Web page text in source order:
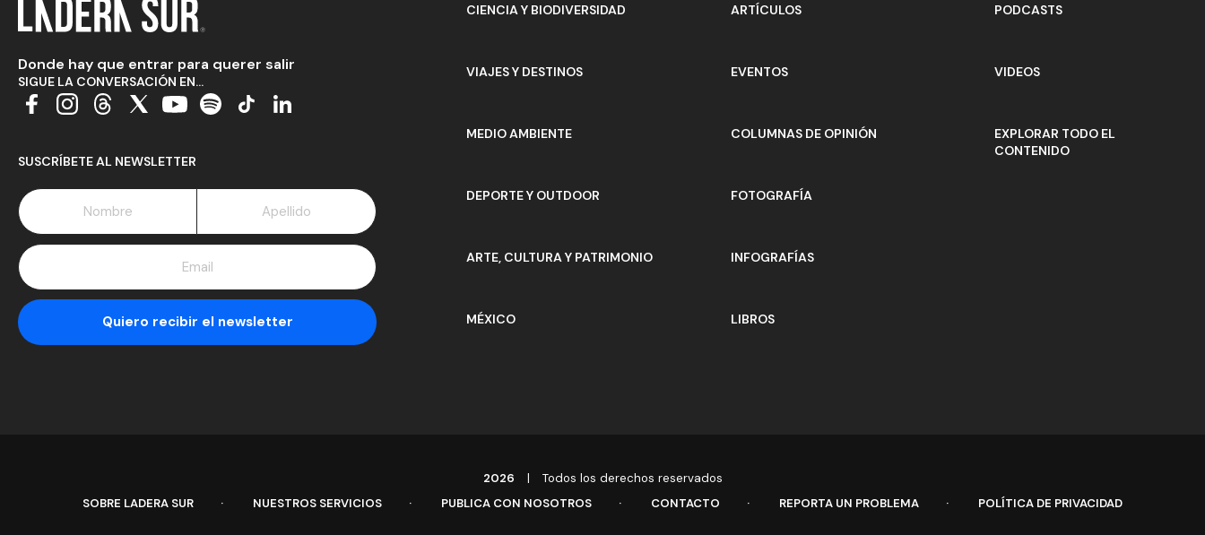
Donde hay que entrar para querer salir
SIGUE LA CONVERSACIÓN EN...
SUSCRÍBETE AL NEWSLETTER
CIENCIA Y BIODIVERSIDAD
VIAJES Y DESTINOS
MEDIO AMBIENTE
DEPORTE Y OUTDOOR
ARTE, CULTURA Y PATRIMONIO
MÉXICO
ARTÍCULOS
EVENTOS
COLUMNAS DE OPINIÓN
FOTOGRAFÍA
INFOGRAFÍAS
LIBROS
PODCASTS
VIDEOS
EXPLORAR TODO EL
CONTENIDO
2026 |
Todos los derechos reservados
SOBRE LADERA SUR
NUESTROS SERVICIOS PUBLICA CON NOSOTROS CONTACTO REPORTA UN PROBLEMA POLÍTICA DE PRIVACIDAD